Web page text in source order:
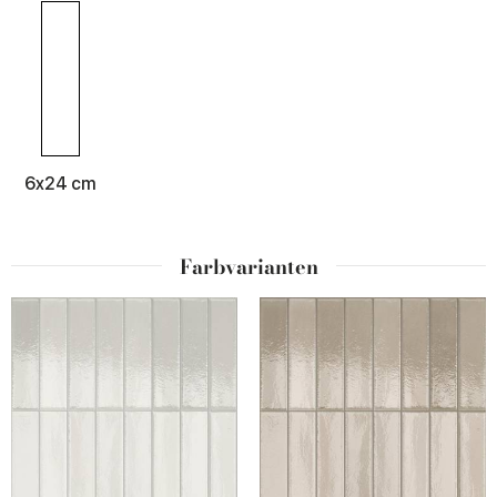
6x24 cm
Farbvarianten